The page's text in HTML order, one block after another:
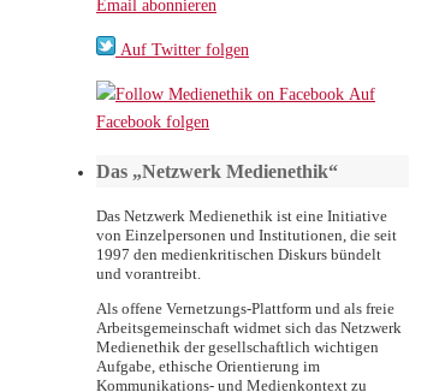
Email abonnieren
Auf Twitter folgen
Auf
Facebook folgen
Das „Netzwerk Medienethik“
Das Netzwerk Medienethik ist eine Initiative
von Einzelpersonen und Institutionen, die seit
1997 den medienkritischen Diskurs bündelt
und vorantreibt.
Als offene Vernetzungs-Plattform und als freie
Arbeitsgemeinschaft widmet sich das Netzwerk
Medienethik der gesellschaftlich wichtigen
Aufgabe, ethische Orientierung im
Kommunikations- und Medienkontext zu